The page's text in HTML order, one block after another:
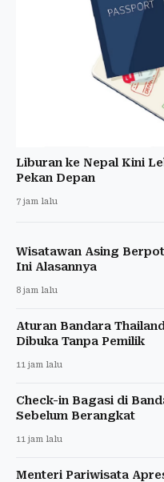
Liburan ke Nepal Kini
Pekan Depan
7 jam lalu
Wisatawan Asing
Ini Alasannya
8 jam lalu
Aturan Bandara
Dibuka Tanpa Pemilik
11 jam lalu
Check-in Bagasi di
Sebelum Berangkat
11 jam lalu
Menteri Pariwisata